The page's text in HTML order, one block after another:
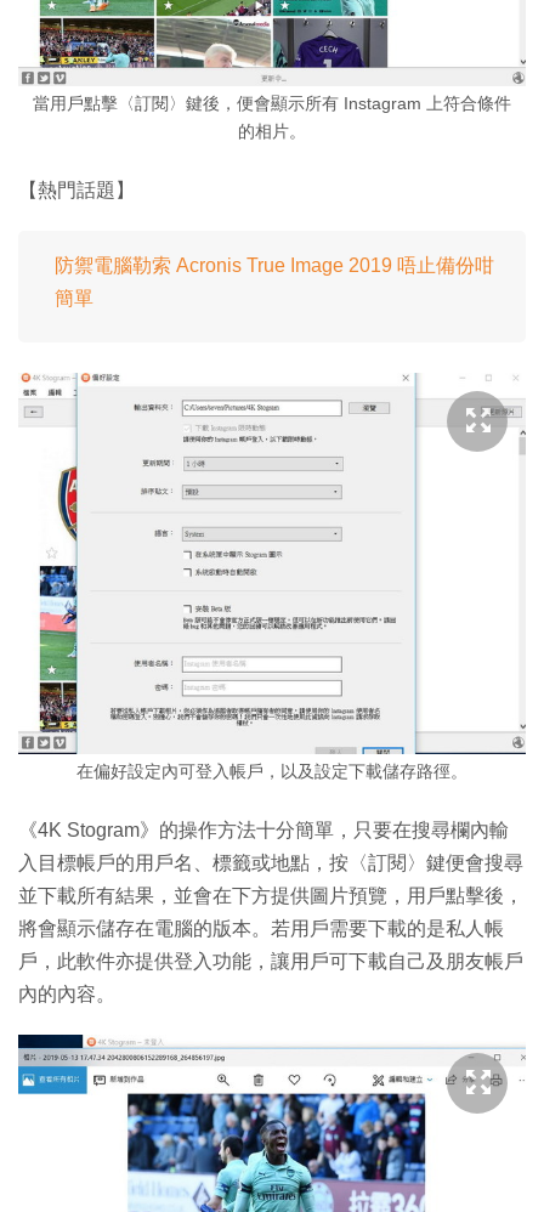
當用戶點擊〈訂閱〉鍵後，便會顯示所有 Instagram 上符合條件
的相片。
【熱門話題】
防禦電腦勒索 Acronis True Image 2019 唔止備份咁
簡單
在偏好設定內可登入帳戶，以及設定下載儲存路徑。
《4K Stogram》的操作方法十分簡單，只要在搜尋欄內輸
入目標帳戶的用戶名、標籤或地點，按〈訂閱〉鍵便會搜尋
並下載所有結果，並會在下方提供圖片預覽，用戶點擊後，
將會顯示儲存在電腦的版本。若用戶需要下載的是私人帳
戶，此軟件亦提供登入功能，讓用戶可下載自己及朋友帳戶
內的內容。